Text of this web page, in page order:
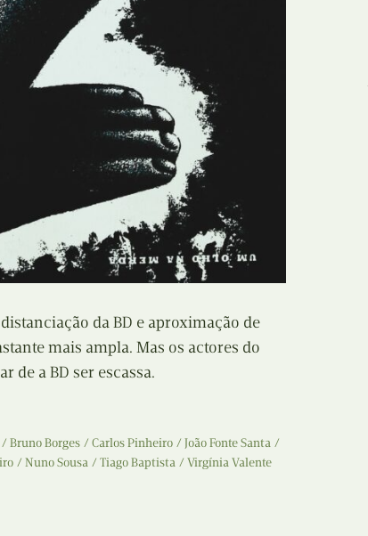
Publicação Original
Programas e Catálogos
Publicações em periódicos
Recolha
Reedição
Tertúlias
Web BD
da BD e aproximação de
mais ampla. Mas os actores do
de a BD ser escassa.
Bruno Borges Carlos Pinheiro
João Fonte Santa
Nuno Sousa Tiago Baptista Virgínia Valente